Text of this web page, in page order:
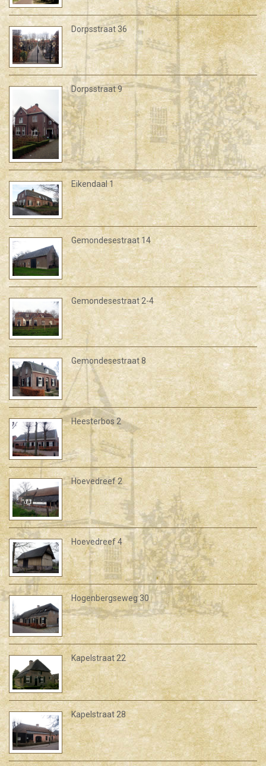
Dorpsstraat 36
Dorpsstraat 9
Eikendaal 1
Gemondesestraat 14
Gemondesestraat 2-4
Gemondesestraat 8
Heesterbos 2
Hoevedreef 2
Hoevedreef 4
Hogenbergseweg 30
Kapelstraat 22
Kapelstraat 28